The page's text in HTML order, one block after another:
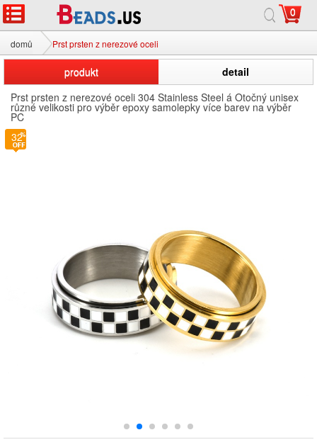
0
domů Prst prsten z nerezové oceli
produkt
detail
Prst prsten z nerezové oceli 304 Stainless Steel á Otočný unisex
různé velikosti pro výběr epoxy samolepky více barev na výběr
PC